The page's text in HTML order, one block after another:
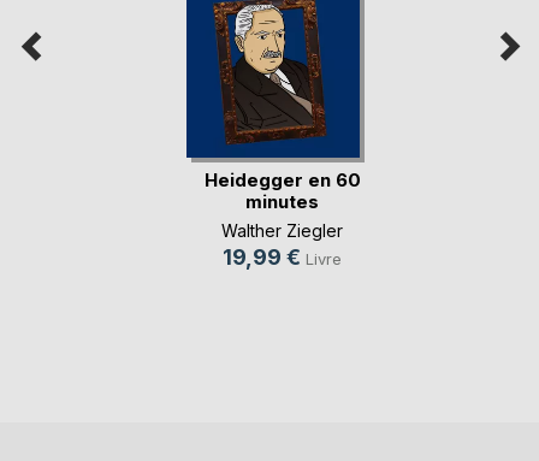
Heidegger en 60
minutes
Walther Ziegler
19,99 € Livre